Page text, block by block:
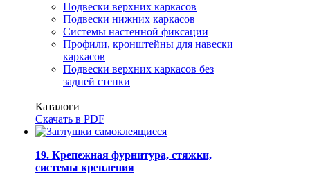
Подвески верхних каркасов
Подвески нижних каркасов
Системы настенной фиксации
Профили, кронштейны для навески
каркасов
Подвески верхних каркасов без
задней стенки
Каталоги
Скачать в PDF
19. Крепежная фурнитура, стяжки,
системы крепления